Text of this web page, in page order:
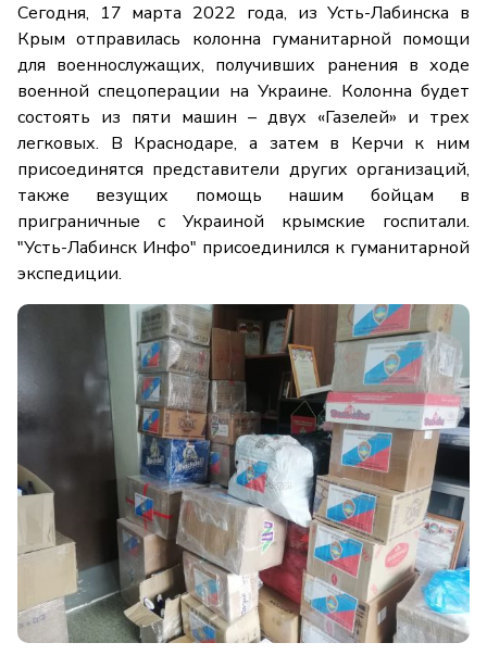
Сегодня, 17 марта 2022 года, из Усть-Лабинска в
Крым отправилась колонна гуманитарной помощи
для военнослужащих, получивших ранения в ходе
военной спецоперации на Украине. Колонна будет
состоять из пяти машин – двух «Газелей» и трех
легковых. В Краснодаре, а затем в Керчи к ним
присоединятся представители других организаций,
также везущих помощь нашим бойцам в
приграничные с Украиной крымские госпитали.
"Усть-Лабинск Инфо" присоединился к гуманитарной
экспедиции.